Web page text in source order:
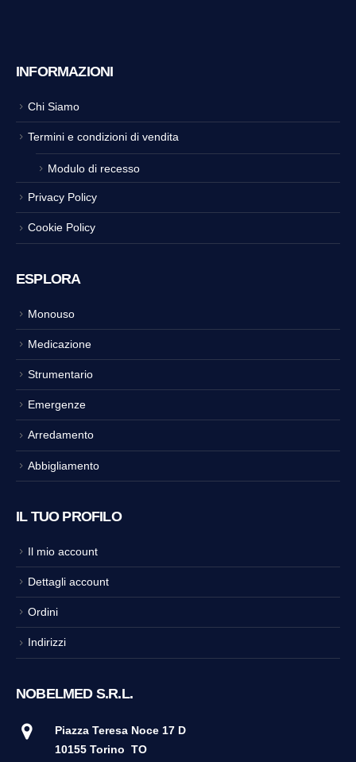
INFORMAZIONI
Chi Siamo
Termini e condizioni di vendita
Modulo di recesso
Privacy Policy
Cookie Policy
ESPLORA
Monouso
Medicazione
Strumentario
Emergenze
Arredamento
Abbigliamento
IL TUO PROFILO
Il mio account
Dettagli account
Ordini
Indirizzi
NOBELMED S.R.L.
Piazza Teresa Noce 17 D
10155 Torino TO